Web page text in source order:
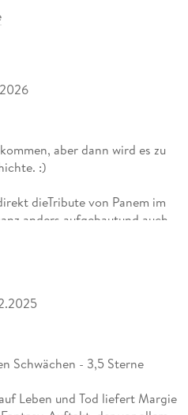
aber dann wird es zu
:)
dieTribute von Panem im
anders aufgebautund auch
einiges hat mich
nach und nach bin ich dann
eingetaucht und es hat mir
die Geschichte erscheint
dass dies beabsichtigt
und der Storydient.Auch
vorhersehbar, gerade
Schwächen - 3,5 Sterne
Leben und Tod liefert Margie